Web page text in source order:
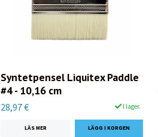
Syntetpensel Liquitex Paddle
#4 - 10,16 cm
28,97 € I lager.
LÄS MER